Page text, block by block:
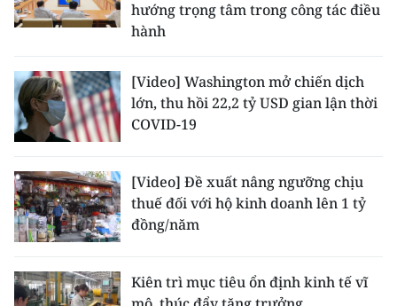
CÁC CHUYÊN TRANG
VỀ BÁO NHÂN DÂN
THỜI NAY
NHÂN DÂN CUỐI TUẦN
hướng trọng tâm trong công tác điều
hành
[Video] Washington mở chiến dịch
lớn, thu hồi 22,2 tỷ USD gian lận thời
COVID-19
[Video] Đề xuất nâng ngưỡng chịu
thuế đối với hộ kinh doanh lên 1 tỷ
đồng/năm
Kiên trì mục tiêu ổn định kinh tế vĩ